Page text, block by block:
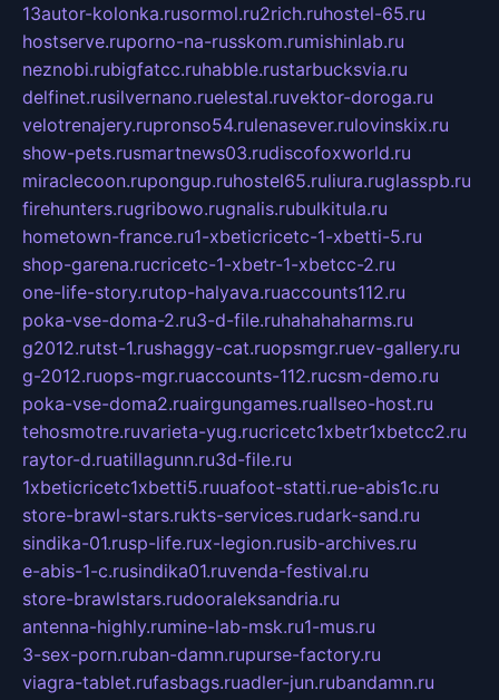
13autor-kolonka.rusormol.ru2rich.ruhostel-65.ru
hostserve.ruporno-na-russkom.rumishinlab.ru
neznobi.rubigfatcc.ruhabble.rustarbucksvia.ru
delfinet.rusilvernano.ruelestal.ruvektor-doroga.ru
velotrenajery.rupronso54.rulenasever.rulovinskix.ru
show-pets.rusmartnews03.rudiscofoxworld.ru
miraclecoon.rupongup.ruhostel65.ruliura.ruglasspb.ru
firehunters.rugribowo.rugnalis.rubulkitula.ru
hometown-france.ru1-xbeticricetc-1-xbetti-5.ru
shop-garena.rucricetc-1-xbetr-1-xbetcc-2.ru
one-life-story.rutop-halyava.ruaccounts112.ru
poka-vse-doma-2.ru3-d-file.ruhahahaharms.ru
g2012.rutst-1.rushaggy-cat.ruopsmgr.ruev-gallery.ru
g-2012.ruops-mgr.ruaccounts-112.rucsm-demo.ru
poka-vse-doma2.ruairgungames.ruallseo-host.ru
tehosmotre.ruvarieta-yug.rucricetc1xbetr1xbetcc2.ru
raytor-d.ruatillagunn.ru3d-file.ru
1xbeticricetc1xbetti5.ruuafoot-statti.rue-abis1c.ru
store-brawl-stars.rukts-services.rudark-sand.ru
sindika-01.rusp-life.rux-legion.rusib-archives.ru
e-abis-1-c.rusindika01.ruvenda-festival.ru
store-brawlstars.rudooraleksandria.ru
antenna-highly.rumine-lab-msk.ru1-mus.ru
3-sex-porn.ruban-damn.rupurse-factory.ru
viagra-tablet.rufasbags.ruadler-jun.rubandamn.ru